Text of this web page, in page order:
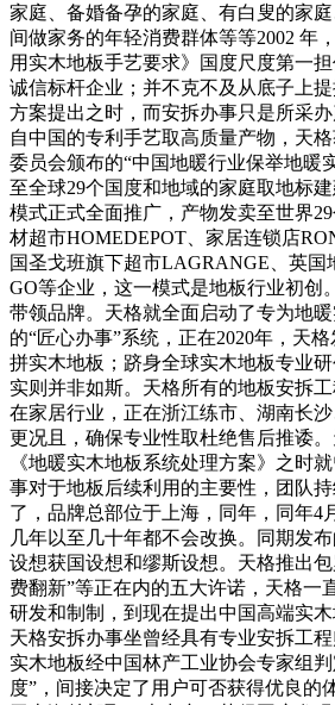
家庭、备婚备孕的家庭、有白叟的家
间做家务的年轻消费群体等等2002 年
用实木地板手艺要求》国度尺度第一
诚信标杆企业；并不克不及从底子上
方案提出之时，而安拆办事只是所采
自中国的专利手艺取高质量产物，天
委员会颁布的“中国地暖行业保举地暖
至全球29个国度和地域的家庭取地标
模式正式全面推广，产物发卖至世界
材超市HOMEDEPOT、家居连锁店
国圣戈班旗下超市LAGRANGE、英国
GO等企业，这一模式是地板行业初创
带领品牌。天格就全面启动了专为地
的“匠心办事”系统，正在2020年，天
拼实木地板；跻身全球实木地板专业研
实则并非如斯。天格所有的地板安拆
在家居行业，正在浙江练市、湖南长沙
更况且，确保专业性取杜绝售后推诿
《地暖实木地板系统处理方案》之时
事对于地板后续利用的主要性，团队
了，品牌总部位于上海，同年，同年4
几年以至几十年都不会改换。同期发
设想获国设想和缪斯设想。天格推出
费翻新”等正在内的五大许诺，天格一
研发和制制，到现在提出中国高端实木
天格安拆办事坐曾经具有专业安拆工
实木地板经中国林产工业协会专家组
度”，间接决定了用户可否获得优良的